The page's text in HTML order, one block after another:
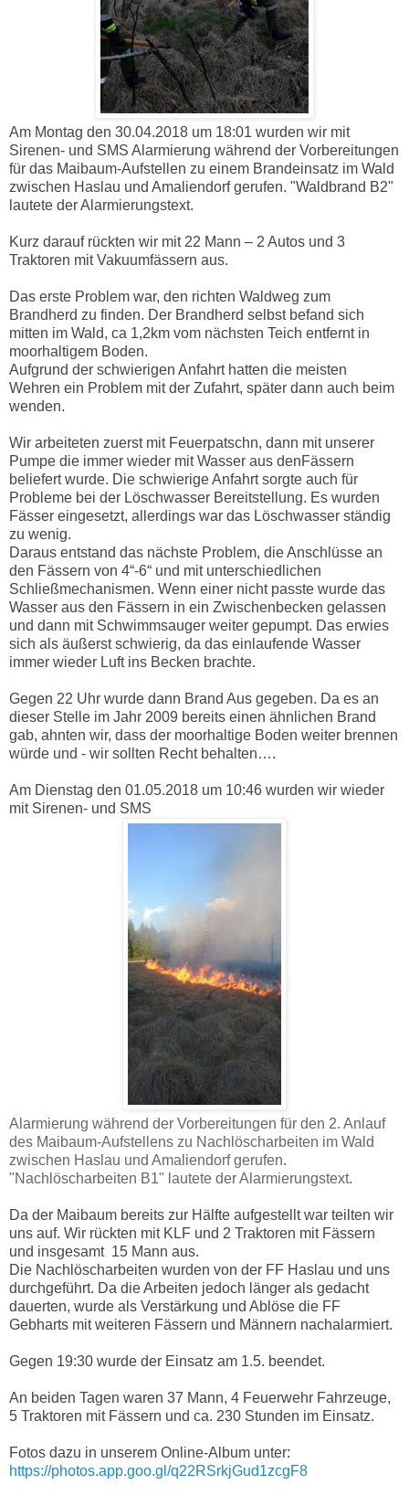
Am Montag den 30.04.2018 um 18:01 wurden wir mit
Sirenen- und SMS Alarmierung während der Vorbereitungen
für das Maibaum-Aufstellen zu einem Brandeinsatz im Wald
zwischen Haslau und Amaliendorf gerufen. "Waldbrand B2"
lautete der Alarmierungstext.
Kurz darauf rückten wir mit 22 Mann – 2 Autos und 3
Traktoren mit Vakuumfässern aus.
Das erste Problem war, den richten Waldweg zum
Brandherd zu finden. Der Brandherd selbst befand sich
mitten im Wald, ca 1,2km vom nächsten Teich entfernt in
moorhaltigem Boden.
Aufgrund der schwierigen Anfahrt hatten die meisten
Wehren ein Problem mit der Zufahrt, später dann auch beim
wenden.
Wir arbeiteten zuerst mit Feuerpatschn, dann mit unserer
Pumpe die immer wieder mit Wasser aus denFässern
beliefert wurde. Die schwierige Anfahrt sorgte auch für
Probleme bei der Löschwasser Bereitstellung. Es wurden
Fässer eingesetzt, allerdings war das Löschwasser ständig
zu wenig.
Daraus entstand das nächste Problem, die Anschlüsse an
den Fässern von 4“-6“ und mit unterschiedlichen
Schließmechanismen. Wenn einer nicht passte wurde das
Wasser aus den Fässern in ein Zwischenbecken gelassen
und dann mit Schwimmsauger weiter gepumpt. Das erwies
sich als äußerst schwierig, da das einlaufende Wasser
immer wieder Luft ins Becken brachte.
Gegen 22 Uhr wurde dann Brand Aus gegeben. Da es an
dieser Stelle im Jahr 2009 bereits einen ähnlichen Brand
gab, ahnten wir, dass der moorhaltige Boden weiter brennen
würde und - wir sollten Recht behalten….
Am Dienstag den 01.05.2018 um 10:46 wurden wir wieder
mit Sirenen- und SMS
Alarmierung während der Vorbereitungen für den 2. Anlauf
des Maibaum-Aufstellens zu Nachlöscharbeiten im Wald
zwischen Haslau und Amaliendorf gerufen.
"Nachlöscharbeiten B1" lautete der Alarmierungstext.
Da der Maibaum bereits zur Hälfte aufgestellt war teilten wir
uns auf. Wir rückten mit KLF und 2 Traktoren mit Fässern
und insgesamt 15 Mann aus.
Die Nachlöscharbeiten wurden von der FF Haslau und uns
durchgeführt. Da die Arbeiten jedoch länger als gedacht
dauerten, wurde als Verstärkung und Ablöse die FF
Gebharts mit weiteren Fässern und Männern nachalarmiert.
Gegen 19:30 wurde der Einsatz am 1.5. beendet.
An beiden Tagen waren 37 Mann, 4 Feuerwehr Fahrzeuge,
5 Traktoren mit Fässern und ca. 230 Stunden im Einsatz.
Fotos dazu in unserem Online-Album unter:
https://photos.app.goo.gl/q22RSrkjGud1zcgF8